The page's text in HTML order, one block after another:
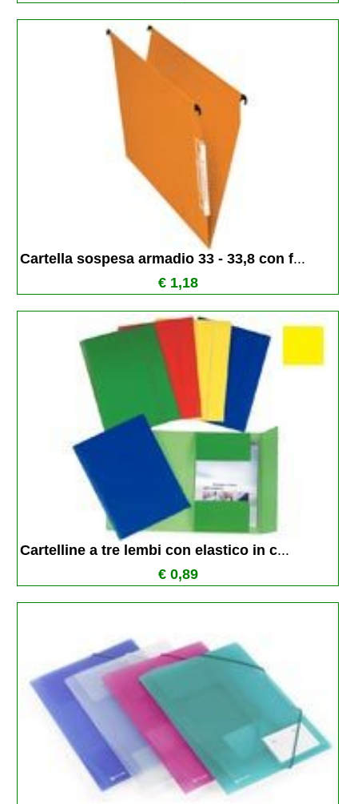
Cartella sospesa armadio 33 - 33,8 con f...
€ 1,18
Cartelline a tre lembi con elastico in c...
€ 0,89